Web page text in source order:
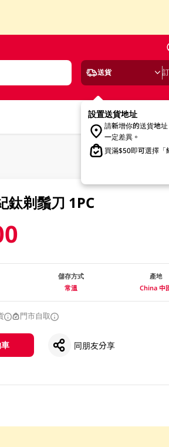
送貨
設置送貨地址
請新增你的送貨地
一定差異。
買滿$50即可選擇「
鈦剃鬚刀 1PC
儲存方式
常溫
產地
China 中
門市自取
同朋友分享